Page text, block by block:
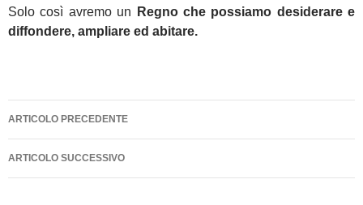
Solo così avremo un
Regno che possiamo desiderare e
diffondere, ampliare ed abitare.
Navigazione
articolo
ARTICOLO PRECEDENTE
ARTICOLO SUCCESSIVO